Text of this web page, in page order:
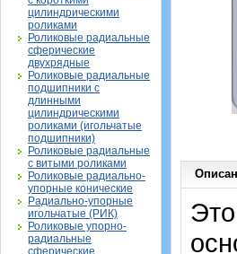
цилиндрическими
роликами
Роликовые радиальные
сферические
двухрядные
Роликовые радиальные
подшипники с
длинными
цилиндрическими
роликами (игольчатые
подшипники)
Роликовые радиальные
с витыми роликами
Роликовые радиально-
упорные конические
Радиально-упорные
игольчатые (РИК)
Роликовые упорно-
радиальные
сферические